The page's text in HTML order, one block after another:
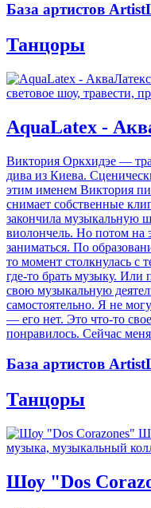
База артистов
Танцоры
световое шоу, травести,
AquaLatex -
Виктория Оркхидэе —
дива из Киева.
этим именем Виктория
снимает собственные
закончила музыкальную
виолончель. Но потом на
заниматься. По
то момент столкнулась с
где-то брать музыку. Или
свою музыкальную
самостоятельно. Я не
— его нет. Это что-то
понравилось. Сейчас
База артистов
Танцоры
музыка, музыкальный
Шоу "Dos